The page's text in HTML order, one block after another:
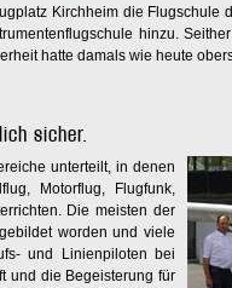
Kirchheim die Flugschule
hinzu.
hatte damals wie heute
sicher.
unterteilt, in denen
Motorflug, Flugfunk,
Die meisten der
worden und viele
und Linienpiloten bei
und die Begeisterung für